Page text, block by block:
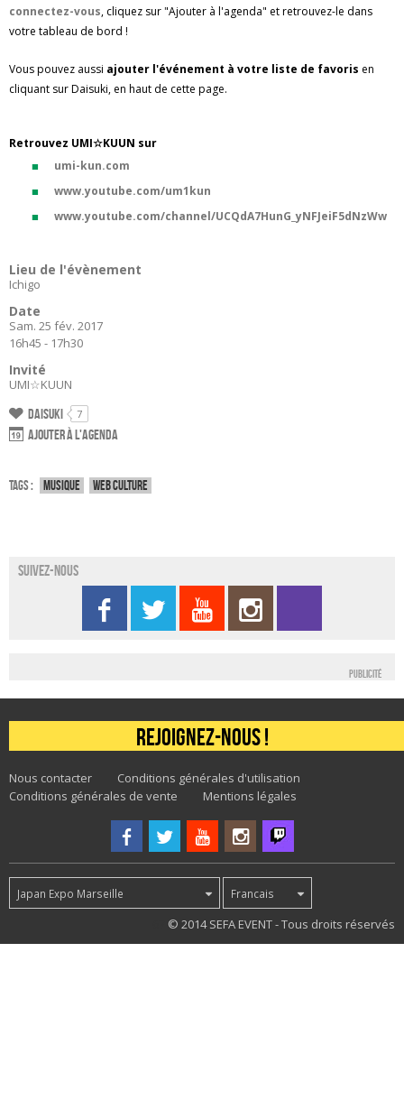
connectez-vous, cliquez sur "Ajouter à l'agenda" et retrouvez-le dans
votre tableau de bord !
Vous pouvez aussi ajouter l'événement à votre liste de favoris en
cliquant sur Daisuki, en haut de cette page.
Retrouvez UMI☆KUUN sur
umi-kun.com
www.youtube.com/um1kun
www.youtube.com/channel/UCQdA7HunG_yNFJeiF5dNzWw
Lieu de l'évènement
Ichigo
Date
Sam. 25 fév. 2017
16h45 - 17h30
Invité
UMI☆KUUN
Daisuki 7
Ajouter à l'agenda
Tags : Musique Web culture
Suivez-nous
Publicité
Rejoignez-nous !
Nous contacter
Conditions générales d'utilisation
Conditions générales de vente
Mentions légales
Japan Expo Marseille Francais
© 2014 SEFA EVENT - Tous droits réservés